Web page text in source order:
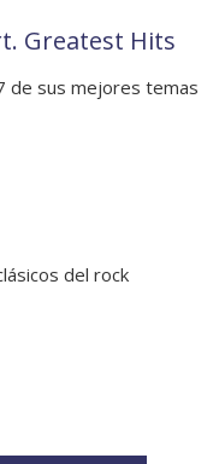
Greatest Hits
de sus mejores temas
del rock